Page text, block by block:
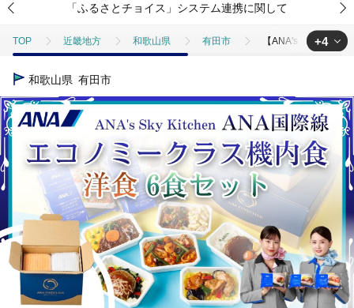
「ふるさとチョイス」システム連携に関して
TOP 近畿地方 和歌山県 有田市 【ANA's Sky
TOP
TOP ANAオリジナル ANA限定返礼品 【ANA's Sky Kitchen
加工食品 【ANA's Sky Kitchen】ANA国際線エコノミークラ
TOP 加工食品 惣菜・レトルト 【ANA's Sky Kitchen】ANA
+4
和歌山県 有田市